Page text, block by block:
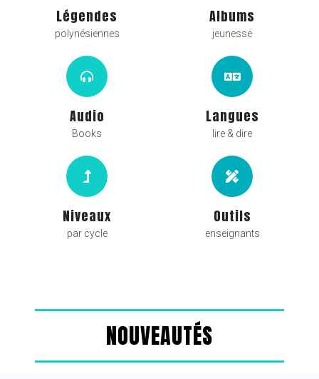
Légendes
polynésiennes
Albums
jeunesse
Audio
Books
Langues
lire & dire
Niveaux
par cycle
Outils
enseignants
NOUVEAUTÉS